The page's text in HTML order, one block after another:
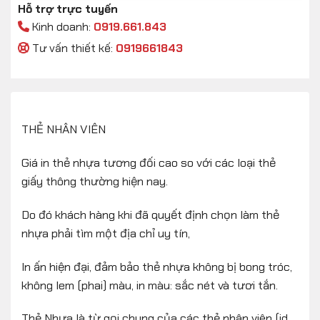
Hỗ trợ trực tuyến
Kinh doanh: 0919.661.843
Tư vấn thiết kế: 0919661843
THẺ NHÂN VIÊN
Giá in thẻ nhựa tương đối cao so với các loại thẻ
giấy thông thường hiện nay.
Do đó khách hàng khi đã quyết định chọn làm thẻ
nhựa phải tìm một địa chỉ uy tín,
In ấn hiện đại, đảm bảo thẻ nhựa không bị bong tróc,
không lem (phai) màu, in màu: sắc nét và tươi tắn.